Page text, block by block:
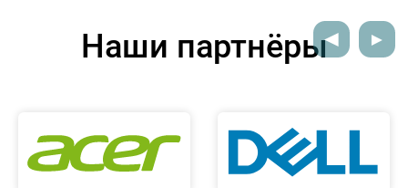
Наши партнёры